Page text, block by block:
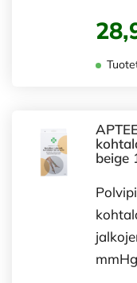
beige